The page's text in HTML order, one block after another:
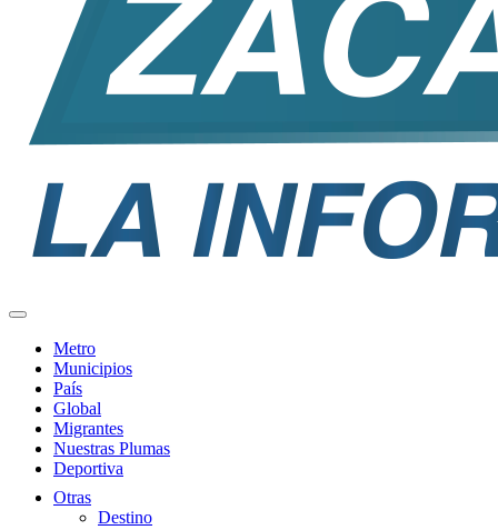
Metro
Municipios
País
Global
Migrantes
Nuestras Plumas
Deportiva
Otras
Destino